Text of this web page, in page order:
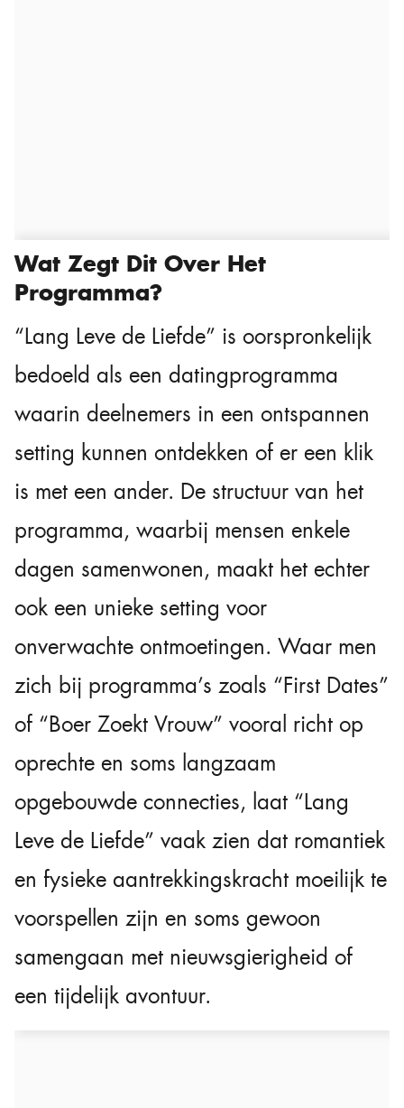
Wat Zegt Dit Over Het
Programma?
“Lang Leve de Liefde” is oorspronkelijk
bedoeld als een datingprogramma
waarin deelnemers in een ontspannen
setting kunnen ontdekken of er een klik
is met een ander. De structuur van het
programma, waarbij mensen enkele
dagen samenwonen, maakt het echter
ook een unieke setting voor
onverwachte ontmoetingen. Waar men
zich bij programma’s zoals “First Dates”
of “Boer Zoekt Vrouw” vooral richt op
oprechte en soms langzaam
opgebouwde connecties, laat “Lang
Leve de Liefde” vaak zien dat romantiek
en fysieke aantrekkingskracht moeilijk te
voorspellen zijn en soms gewoon
samengaan met nieuwsgierigheid of
een tijdelijk avontuur.